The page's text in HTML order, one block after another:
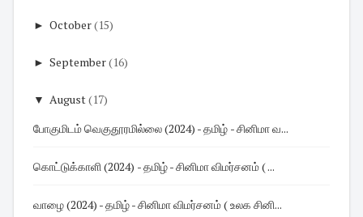
► October(15)
► September(16)
▼ August(17)
போகுமிடம் வெகுதூரமில்லை (2024) - தமிழ் - சினிமா வ...
கொட்டுக்காளி (2024) - தமிழ் - சினிமா விமர்சனம் ( ...
வாழை (2024) - தமிழ் - சினிமா விமர்சனம் ( உலக சினி...